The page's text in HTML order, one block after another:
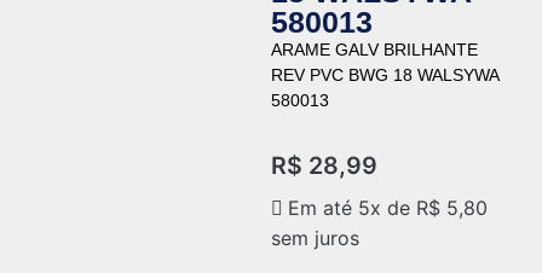
580013
ARAME GALV BRILHANTE
REV PVC BWG 18 WALSYWA
580013
R$ 28,99
Em até 5x de R$ 5,80
sem juros